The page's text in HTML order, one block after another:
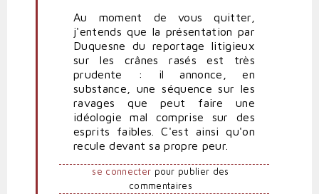
Au moment de vous quitter,
j'entends que la présentation par
Duquesne du reportage litigieux
sur les crânes rasés est très
prudente : il annonce, en
substance, une séquence sur les
ravages que peut faire une
idéologie mal comprise sur des
esprits faibles. C'est ainsi qu'on
recule devant sa propre peur.
se connecter pour publier des
commentaires